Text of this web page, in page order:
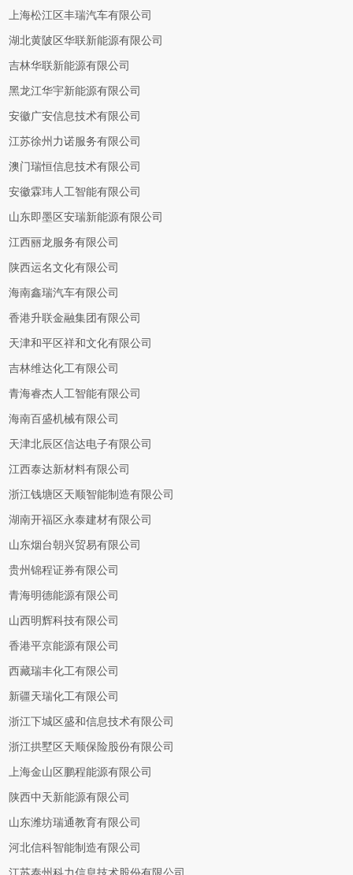
上海松江区丰瑞汽车有限公司
湖北黄陂区华联新能源有限公司
吉林华联新能源有限公司
黑龙江华宇新能源有限公司
安徽广安信息技术有限公司
江苏徐州力诺服务有限公司
澳门瑞恒信息技术有限公司
安徽霖玮人工智能有限公司
山东即墨区安瑞新能源有限公司
江西丽龙服务有限公司
陕西运名文化有限公司
海南鑫瑞汽车有限公司
香港升联金融集团有限公司
天津和平区祥和文化有限公司
吉林维达化工有限公司
青海睿杰人工智能有限公司
海南百盛机械有限公司
天津北辰区信达电子有限公司
江西泰达新材料有限公司
浙江钱塘区天顺智能制造有限公司
湖南开福区永泰建材有限公司
山东烟台朝兴贸易有限公司
贵州锦程证券有限公司
青海明德能源有限公司
山西明辉科技有限公司
香港平京能源有限公司
西藏瑞丰化工有限公司
新疆天瑞化工有限公司
浙江下城区盛和信息技术有限公司
浙江拱墅区天顺保险股份有限公司
上海金山区鹏程能源有限公司
陕西中天新能源有限公司
山东潍坊瑞通教育有限公司
河北信科智能制造有限公司